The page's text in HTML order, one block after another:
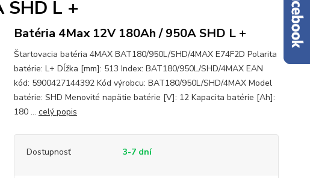
L +
Batéria 4Max 12V 180Ah / 950A SHD L +
Štartovacia batéria 4MAX BAT180/950L/SHD/4MAX E74F2D Polarita
batérie: L+ Dĺžka [mm]: 513 Index: BAT180/950L/SHD/4MAX EAN
kód: 5900427144392 Kód výrobcu: BAT180/950L/SHD/4MAX Model
batérie: SHD Menovité napätie batérie [V]: 12 Kapacita batérie [Ah]:
180 ... celý popis
Dostupnosť 3-7 dní